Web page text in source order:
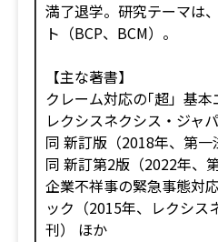
満了退学。研究テーマは
ト（BCP、BCM）。
【主な著書】
クレーム対応の｢超」基本
レクシスネクシス・ジャパ
同 新訂版（2018年、第一
同 新訂第2版（2022年、
企業不祥事の緊急事態対
ック（2015年、レクシス
刊） ほか